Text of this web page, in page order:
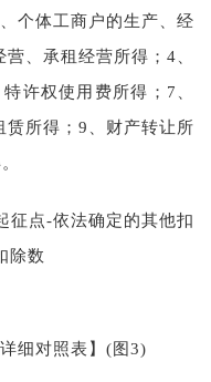
个体工商户的生产、经
、承租经营所得；4、
许权使用费所得；7、
赁所得；9、财产转让所
征点-依法确定的其他扣
除数